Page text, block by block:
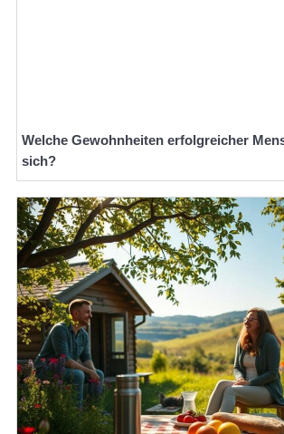
Welche Gewohnheiten erfolgreicher
sich?